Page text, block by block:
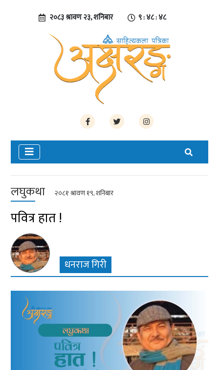
२०८३ श्रावण २३, शनिबार ९ : ४८ : ४९
लघुकथा २०८१ श्रावण १९, शनिबार
पवित्र हात !
धनराज गिरी